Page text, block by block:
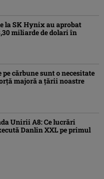
la SK Hynix au aprobat
miliarde de dolari în
pe cărbune sunt o necesitate
majoră a ţării noastre
Unirii A8: Ce lucrări
Danlin XXL pe primul